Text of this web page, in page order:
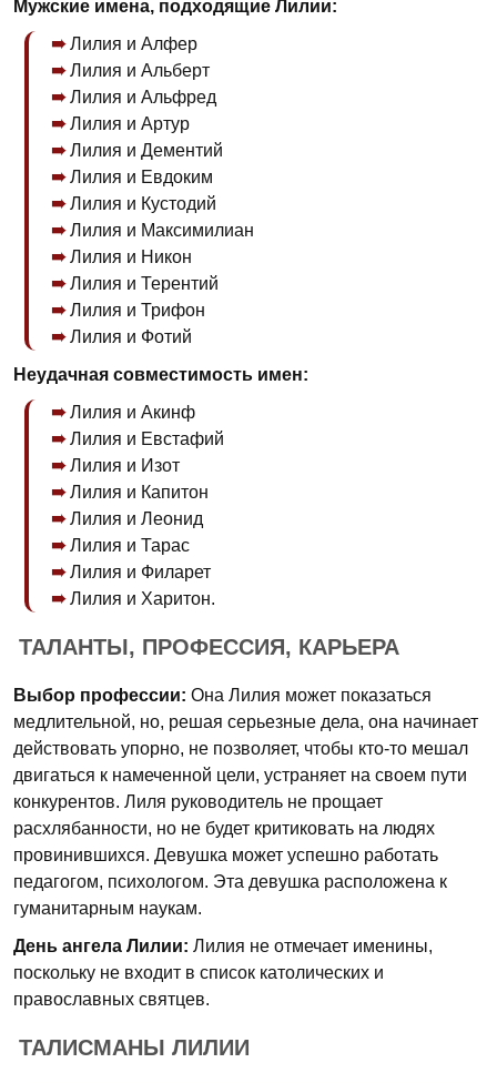
Мужские имена, подходящие Лилии:
Лилия и Алфер
Лилия и Альберт
Лилия и Альфред
Лилия и Артур
Лилия и Дементий
Лилия и Евдоким
Лилия и Кустодий
Лилия и Максимилиан
Лилия и Никон
Лилия и Терентий
Лилия и Трифон
Лилия и Фотий
Неудачная совместимость имен:
Лилия и Акинф
Лилия и Евстафий
Лилия и Изот
Лилия и Капитон
Лилия и Леонид
Лилия и Тарас
Лилия и Филарет
Лилия и Харитон.
ТАЛАНТЫ, ПРОФЕССИЯ, КАРЬЕРА
Выбор профессии: Она Лилия может показаться
медлительной, но, решая серьезные дела, она начинает
действовать упорно, не позволяет, чтобы кто-то мешал
двигаться к намеченной цели, устраняет на своем пути
конкурентов. Лиля руководитель не прощает
расхлябанности, но не будет критиковать на людях
провинившихся. Девушка может успешно работать
педагогом, психологом. Эта девушка расположена к
гуманитарным наукам.
День ангела Лилии: Лилия не отмечает именины,
поскольку не входит в список католических и
православных святцев.
ТАЛИСМАНЫ ЛИЛИИ